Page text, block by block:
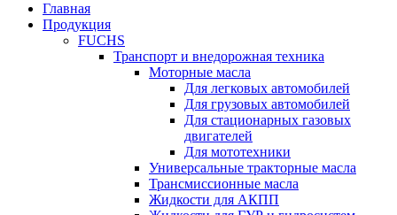
Главная
Продукция
FUCHS
Транспорт и внедорожная техника
Моторные масла
Для легковых автомобилей
Для грузовых автомобилей
Для стационарных газовых
двигателей
Для мототехники
Универсальные тракторные масла
Трансмиссионные масла
Жидкости для АКПП